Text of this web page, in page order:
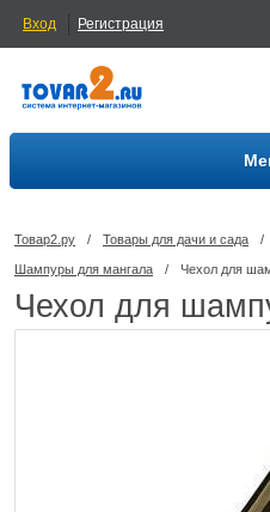
Вход Регистрация
Товар2.ру / Товары для дачи и сада /
Шампуры для мангала / Чехол для
Чехол для